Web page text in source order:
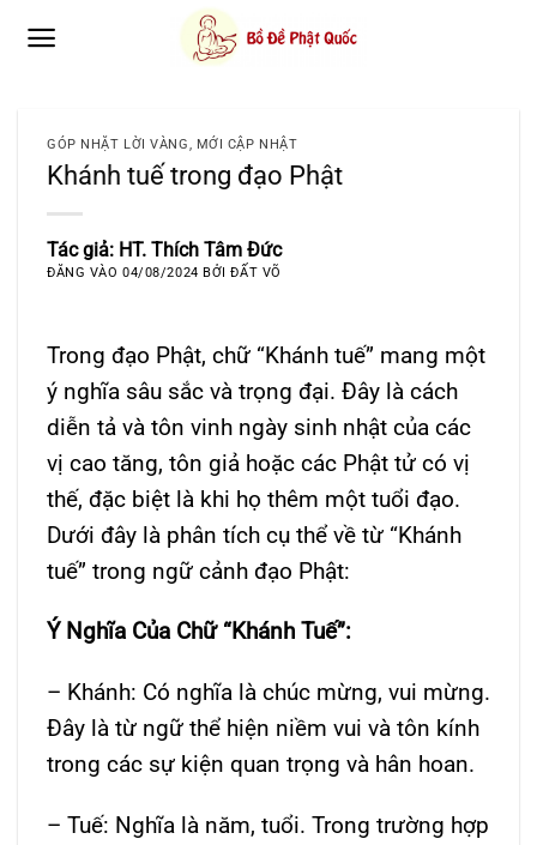
qua
GÓP NHẶT LỜI VÀNG, MỚI CẬP NHẬT
Khánh tuế trong đạo Phật
Tác giả: HT. Thích Tâm Đức
ĐĂNG VÀO04/08/2024 BỞIĐẤT VÕ
Trong đạo Phật, chữ “Khánh tuế” mang một
ý nghĩa sâu sắc và trọng đại. Đây là cách
diễn tả và tôn vinh ngày sinh nhật của các
vị cao tăng, tôn giả hoặc các Phật tử có vị
thế, đặc biệt là khi họ thêm một tuổi đạo.
Dưới đây là phân tích cụ thể về từ “Khánh
tuế” trong ngữ cảnh đạo Phật:
Ý Nghĩa Của Chữ “Khánh Tuế”:
– Khánh: Có nghĩa là chúc mừng, vui mừng.
Đây là từ ngữ thể hiện niềm vui và tôn kính
trong các sự kiện quan trọng và hân hoan.
– Tuế: Nghĩa là năm, tuổi. Trong trường hợp